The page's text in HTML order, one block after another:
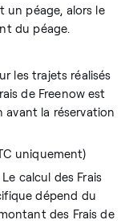
péage, alors le
du péage.
les trajets réalisés
de Freenow est
avant la réservation
uniquement)
calcul des Frais
dépend du
des Frais de